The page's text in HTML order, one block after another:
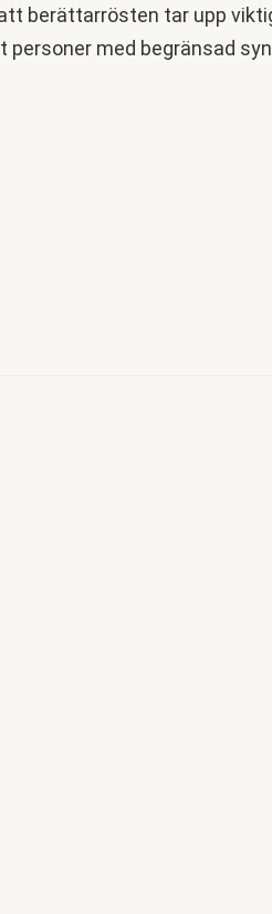
berättarrösten tar upp
med begränsad